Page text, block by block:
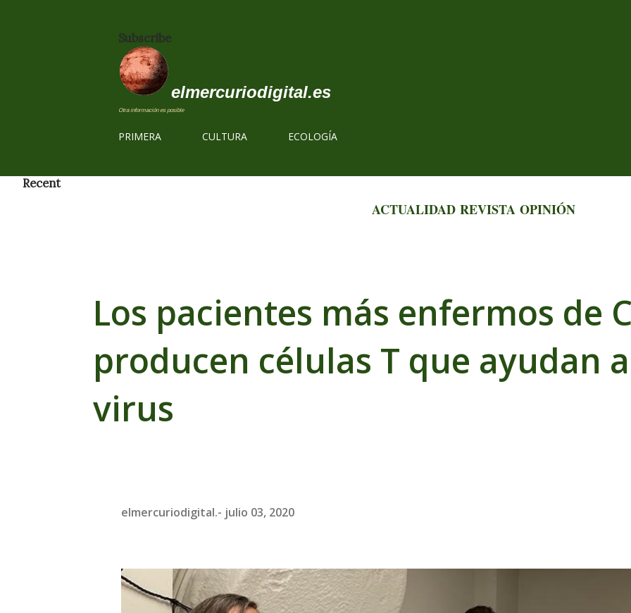
Subscribe
elmercuriodigital.es
Otra información es posible
PRIMERA CULTURA ECOLOGÍA
Recent
ACTUALIDAD REVISTA OPINIÓN
Los pacientes más enfermos de
producen células T que ayudan
virus
elmercuriodigital.- julio 03, 2020